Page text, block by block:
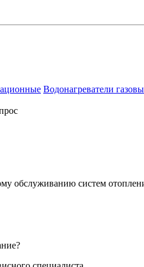
Водонагреватели
обслуживанию систем